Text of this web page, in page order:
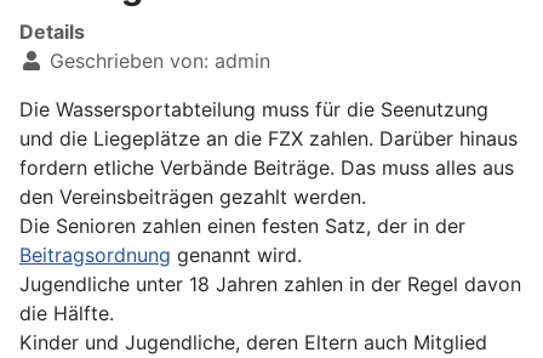
Details
Geschrieben von: admin
Die Wassersportabteilung muss für die Seenutzung
und die Liegeplätze an die FZX zahlen. Darüber hinaus
fordern etliche Verbände Beiträge. Das muss alles aus
den Vereinsbeiträgen gezahlt werden.
Die Senioren zahlen einen festen Satz, der in der
Beitragsordnung genannt wird.
Jugendliche unter 18 Jahren zahlen in der Regel davon
die Hälfte.
Kinder und Jugendliche, deren Eltern auch Mitglied